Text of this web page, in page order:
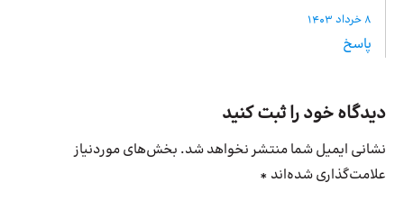
8 خرداد 1403
پاسخ
دیدگاه خود را ثبت کنید
نشانی ایمیل شما منتشر نخواهد شد. بخش‌های موردنیاز
علامت‌گذاری شده‌اند *